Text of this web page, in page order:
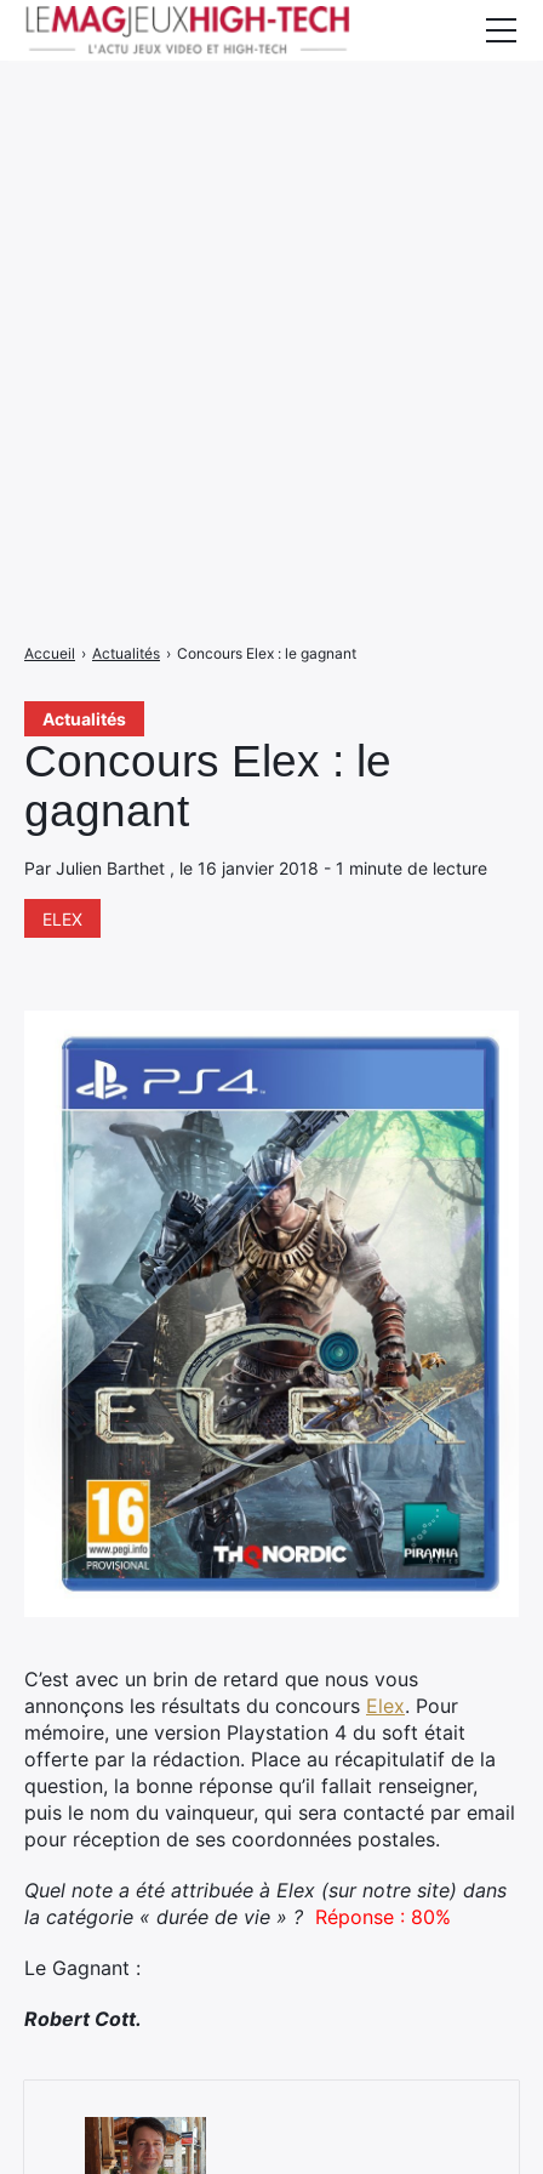
Actualités
Concours Elex : le
gagnant
Par Julien Barthet , le 16 janvier 2018 - 1 minute de lecture
ELEX
Accueil › Actualités › Concours Elex : le gagnant
C’est avec un brin de retard que nous vous
annonçons les résultats du concours Elex. Pour
mémoire, une version Playstation 4 du soft était
offerte par la rédaction. Place au récapitulatif de la
question, la bonne réponse qu’il fallait renseigner,
puis le nom du vainqueur, qui sera contacté par email
pour réception de ses coordonnées postales.
Quel note a été attribuée à Elex (sur notre site) dans
la catégorie « durée de vie » ? Réponse : 80%
Le Gagnant :
Robert Cott.